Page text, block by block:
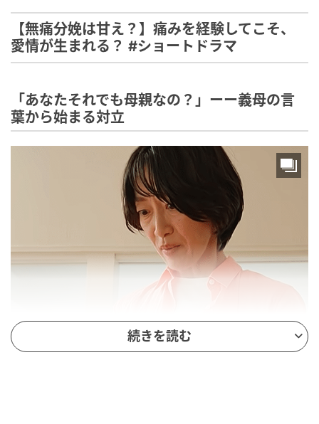
【無痛分娩は甘え？】痛みを経験してこそ、
愛情が生まれる？ #ショートドラマ
「あなたそれでも母親なの？」ーー義母の言
葉から始まる対立
続きを読む